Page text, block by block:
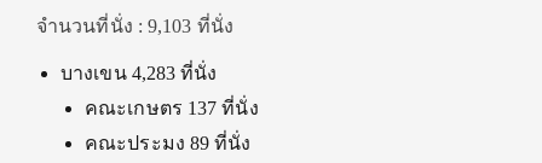
จำนวนที่นั่ง : 9,103 ที่นั่ง
บางเขน 4,283 ที่นั่ง
คณะเกษตร 137 ที่นั่ง
คณะประมง 89 ที่นั่ง